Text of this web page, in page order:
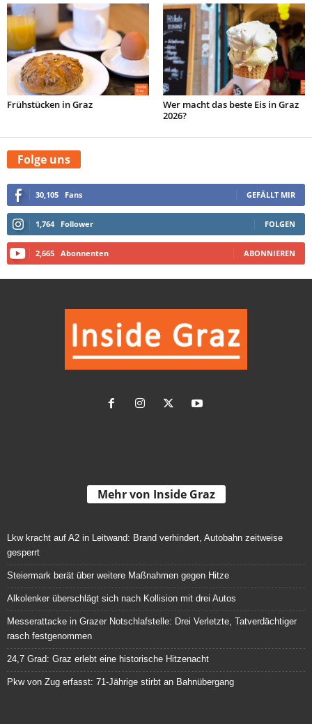
Frühstücken in Graz
Wer macht das beste Eis in Graz
2026?
Folge uns
30,105 Fans GEFÄLLT MIR
1,764 Follower FOLGEN
2,665 Abonnenten ABONNIEREN
Mehr von Inside Graz
Lkw kracht auf A2 in Leitwand: Brand verhindert, Autobahn zeitweise
gesperrt
Steiermark berät über weitere Maßnahmen gegen Hitze
Alkolenker überschlägt sich nach Kollision mit drei Autos
Messerattacke in Grazer Notschlafstelle: Drei Verletzte, Tatverdächtiger
rasch festgenommen
24,7 Grad: Graz erlebt eine historische Hitzenacht
Pkw von Zug erfasst: 71-Jährige stirbt an Bahnübergang